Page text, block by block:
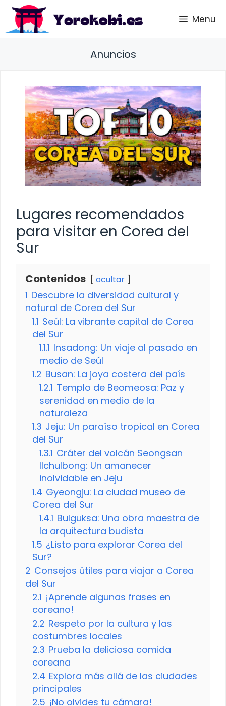
Saltar
contenido
Menu
Anuncios
Lugares recomendados
para visitar en Corea del
Sur
Contenidos ocultar
1 Descubre la diversidad cultural y
natural de Corea del Sur
1.1 Seúl: La vibrante capital de Corea
del Sur
1.1.1 Insadong: Un viaje al pasado en
medio de Seúl
1.2 Busan: La joya costera del país
1.2.1 Templo de Beomeosa: Paz y
serenidad en medio de la
naturaleza
1.3 Jeju: Un paraíso tropical en Corea
del Sur
1.3.1 Cráter del volcán Seongsan
Ilchulbong: Un amanecer
inolvidable en Jeju
1.4 Gyeongju: La ciudad museo de
Corea del Sur
1.4.1 Bulguksa: Una obra maestra de
la arquitectura budista
1.5 ¿Listo para explorar Corea del
Sur?
2 Consejos útiles para viajar a Corea
del Sur
2.1 ¡Aprende algunas frases en
coreano!
2.2 Respeto por la cultura y las
costumbres locales
2.3 Prueba la deliciosa comida
coreana
2.4 Explora más allá de las ciudades
principales
2.5 ¡No olvides tu cámara!